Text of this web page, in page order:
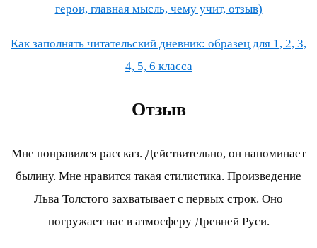
герои, главная мысль, чему учит, отзыв)
Как заполнять читательский дневник: образец для 1, 2, 3,
4, 5, 6 класса
Отзыв
Мне понравился рассказ. Действительно, он напоминает
былину. Мне нравится такая стилистика. Произведение
Льва Толстого захватывает с первых строк. Оно
погружает нас в атмосферу Древней Руси.